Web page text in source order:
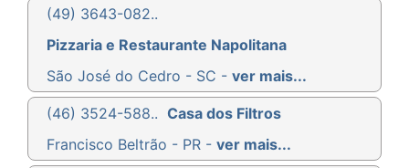
(49) 3643-082..
Pizzaria e Restaurante Napolitana
São José do Cedro - SC - ver mais...
(46) 3524-588.. Casa dos Filtros
Francisco Beltrão - PR - ver mais...